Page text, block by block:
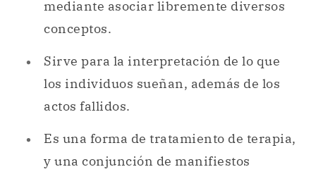
mediante asociar libremente diversos
conceptos.
Sirve para la interpretación de lo que
los individuos sueñan, además de los
actos fallidos.
Es una forma de tratamiento de terapia,
y una conjunción de manifiestos